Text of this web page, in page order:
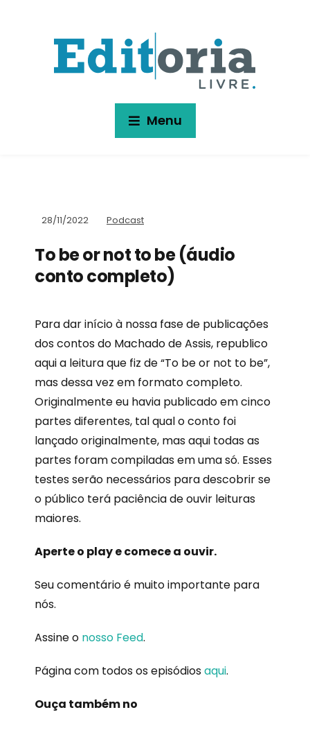
Menu
28/11/2022 Podcast
To be or not to be (áudio
conto completo)
Para dar início à nossa fase de publicações
dos contos do Machado de Assis, republico
aqui a leitura que fiz de “To be or not to be”,
mas dessa vez em formato completo.
Originalmente eu havia publicado em cinco
partes diferentes, tal qual o conto foi
lançado originalmente, mas aqui todas as
partes foram compiladas em uma só. Esses
testes serão necessários para descobrir se
o público terá paciência de ouvir leituras
maiores.
Aperte o play e comece a ouvir.
Seu comentário é muito importante para
nós.
Assine o nosso Feed.
Página com todos os episódiosaqui.
Ouça também no